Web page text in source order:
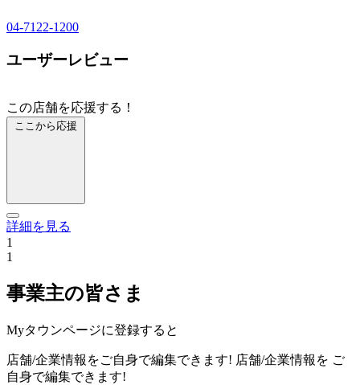
04-7122-1200
ユーザーレビュー
この店舗を応援する！
ここから応援
詳細を見る
1
1
事業主の皆さま
Myタウンページに登録すると
店舗/企業情報をご自身で編集できます! 店舗/企業情報を ご
自身で編集できます!